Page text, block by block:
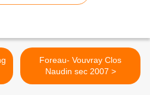
Foreau- Vouvray Clos
Naudin sec 2007 >